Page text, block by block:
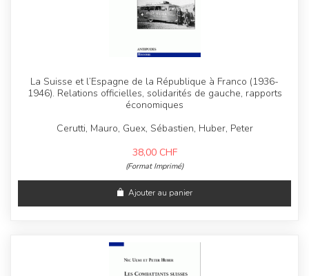
La Suisse et l’Espagne de la République à Franco (1936-
1946). Relations officielles, solidarités de gauche, rapports
économiques
Cerutti, Mauro, Guex, Sébastien, Huber, Peter
38,00 CHF
(Format Imprimé)
Ajouter au panier